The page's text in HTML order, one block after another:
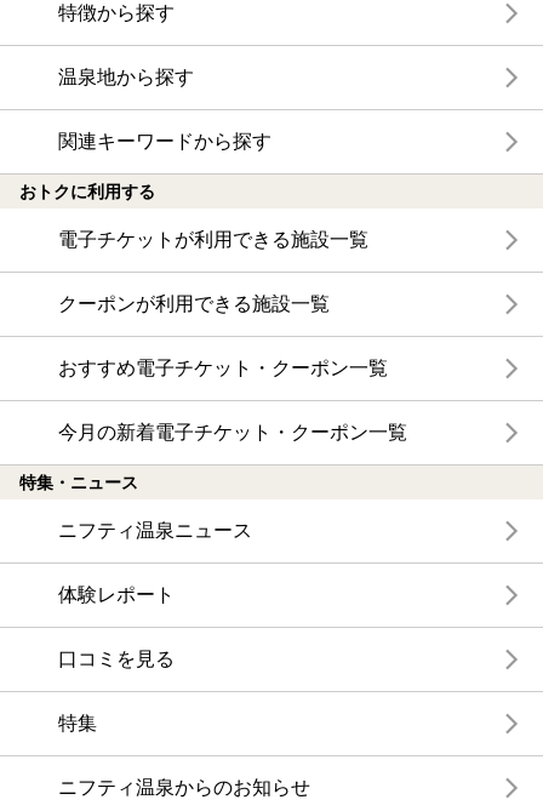
特徴から探す
温泉地から探す
関連キーワードから探す
おトクに利用する
電子チケットが利用できる施設一覧
クーポンが利用できる施設一覧
おすすめ電子チケット・クーポン一覧
今月の新着電子チケット・クーポン一覧
特集・ニュース
ニフティ温泉ニュース
体験レポート
口コミを見る
特集
ニフティ温泉からのお知らせ